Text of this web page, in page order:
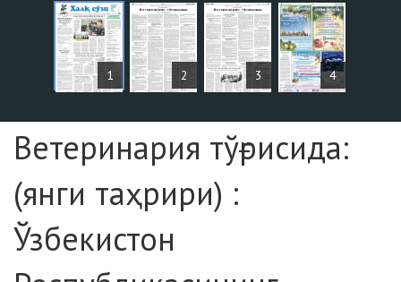
1 2 3 4
MAQOLALAR
Sahifa №1
Ветеринария тўғрисида:
(янги таҳрири) :
Ўзбекистон